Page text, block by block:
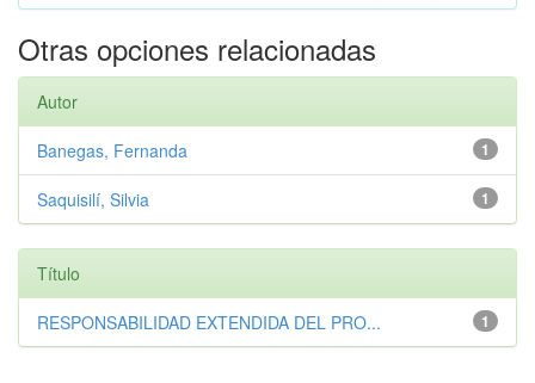
Otras opciones relacionadas
Autor
1
Banegas, Fernanda
1
Saquisilí, Silvia
Título
1
RESPONSABILIDAD EXTENDIDA DEL PRO...